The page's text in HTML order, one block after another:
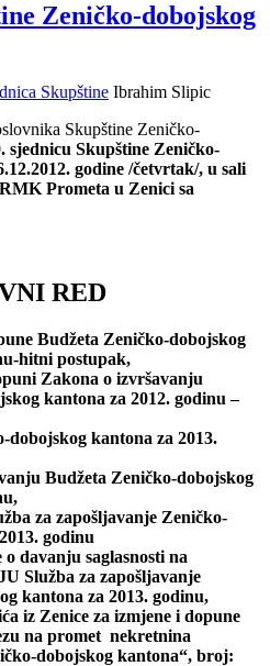
Zeničko-dobojskog
Skupštine Ibrahim Slipic
Skupštine Zeničko-
sjednicu Skupštine Zeničko-
godine /četvrtak/, u sali
Prometa u Zenici sa
RED
Budžeta Zeničko-dobojskog
hitni postupak,
Zakona o izvršavanju
kantona za 2012. godinu –
kantona za 2013.
Budžeta Zeničko-dobojskog
za zapošljavanje Zeničko-
godinu
davanju saglasnosti na
Služba za zapošljavanje
kantona za 2013. godinu,
iz Zenice za izmjene i dopune
na promet nekretnina
dobojskog kantona“, broj: